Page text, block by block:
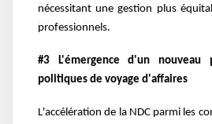
nécessitant une gestion plus
professionnels.
#3 L'émergence d'un nouveau
politiques de voyage d'affaires
L'accélération de la NDC parmi les